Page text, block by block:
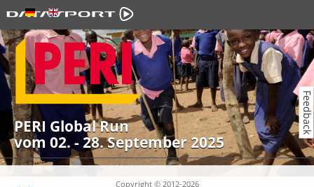
PERI Global Run
vom 02. - 28. September 2025
Copyright © 2012-2026
Feedback